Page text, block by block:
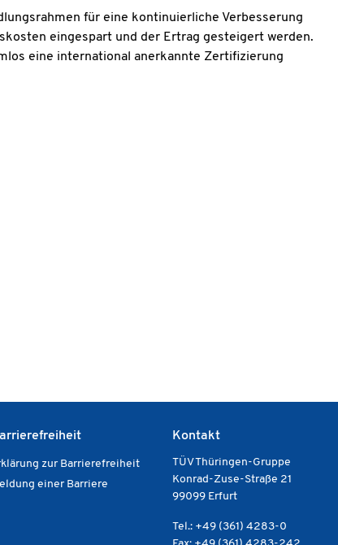
für eine kontinuierliche Verbesserung
eingespart und der Ertrag gesteigert werden.
eine international anerkannte Zertifizierung
zur Barrierefreiheit
einer Barriere
Kontakt
TÜV Thüringen-Gruppe
Konrad-Zuse-Straße 21
99099 Erfurt
Tel.: +49 (361) 4283-0